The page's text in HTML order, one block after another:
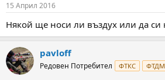
15 Април 2016
Някой ще носи ли въздух или да си
pavloff
Редовен Потребител ФТКС ФТДМ